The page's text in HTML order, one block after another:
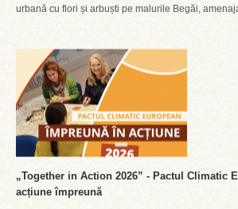
urbană cu flori și arbuști pe malurile Begăi,
„Together in Action 2026” - Pactul Climatic
acțiune împreună